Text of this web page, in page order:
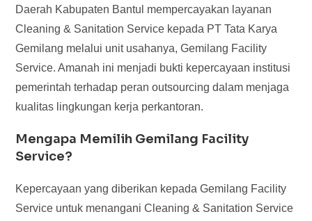
Daerah Kabupaten Bantul mempercayakan layanan
Cleaning & Sanitation Service kepada PT Tata Karya
Gemilang melalui unit usahanya, Gemilang Facility
Service. Amanah ini menjadi bukti kepercayaan institusi
pemerintah terhadap peran outsourcing dalam menjaga
kualitas lingkungan kerja perkantoran.
Mengapa Memilih Gemilang Facility
Service?
Kepercayaan yang diberikan kepada Gemilang Facility
Service untuk menangani Cleaning & Sanitation Service